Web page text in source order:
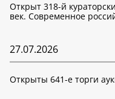
Открыт 318-й
век. Современное
27.07.2026
Открыты 641-е торги